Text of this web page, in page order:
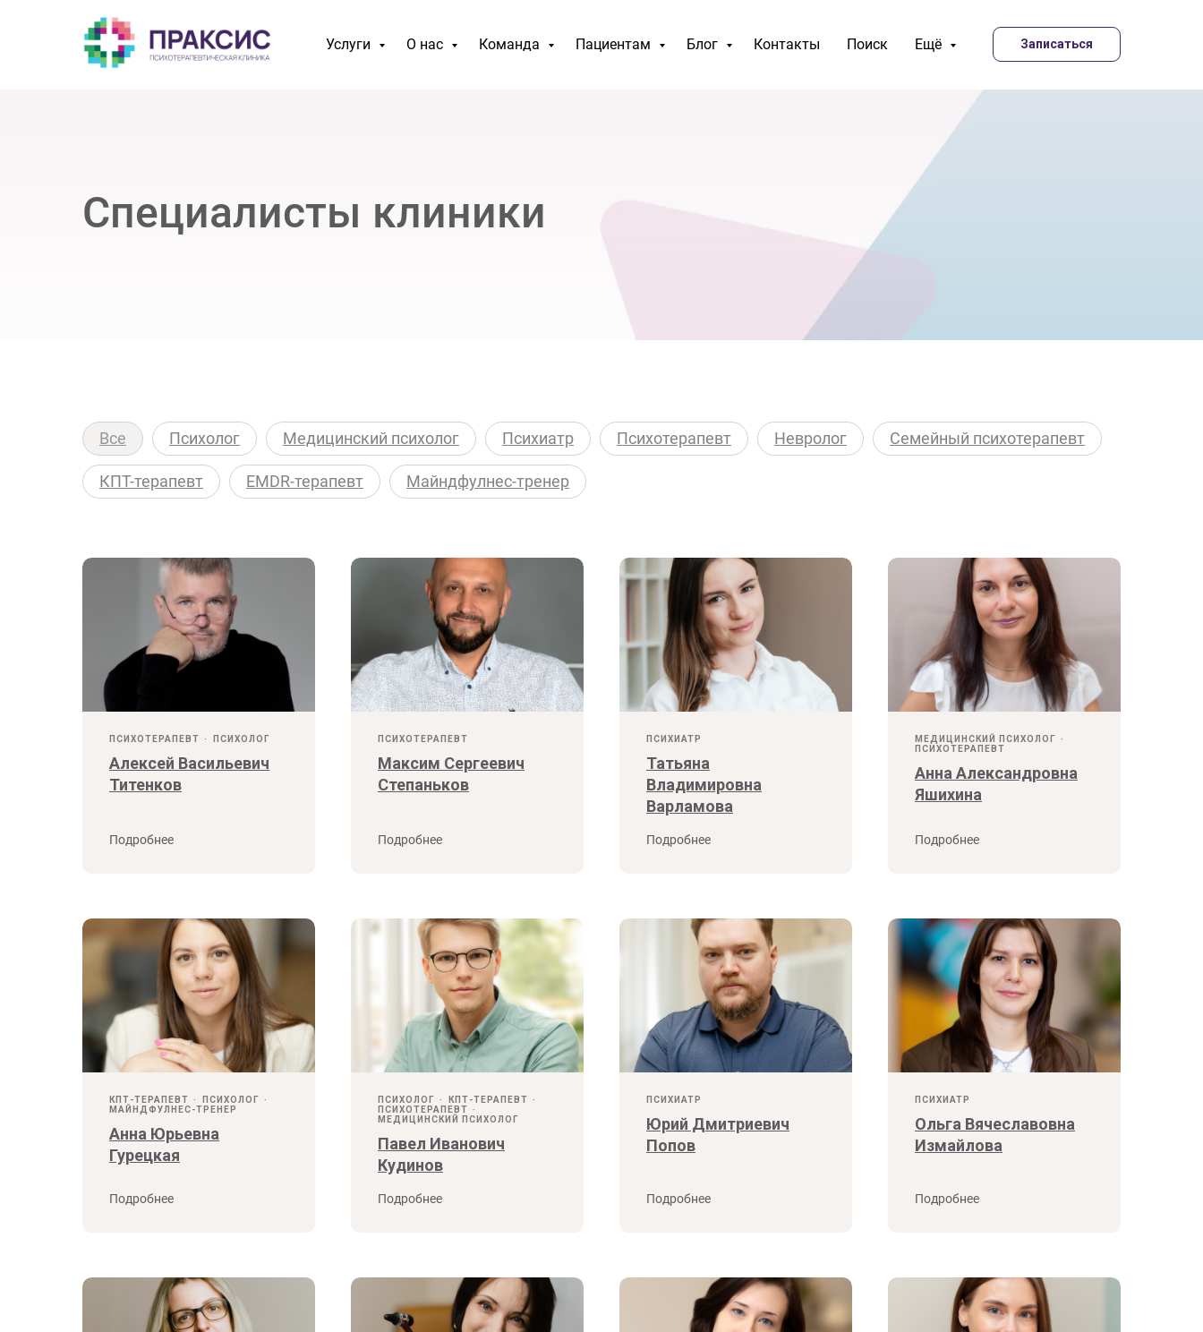
Услуги О нас Команда Пациентам Блог Контакты Поиск Ещё Записаться
Специалисты клиники
Все Психолог Медицинский психолог Психиатр Психотерапевт Невролог Семейный психотерапевт
КПТ-терапевт EMDR-терапевт Майндфулнес-тренер
ПСИХОТЕРАПЕВТ ПСИХОЛОГ
Алексей Васильевич
Титенков
Подробнее
ПСИХОТЕРАПЕВТ
Максим Сергеевич
Степаньков
Подробнее
ПСИХИАТР
Татьяна
Владимировна
Варламова
Подробнее
МЕДИЦИНСКИЙ ПСИХОЛОГ
ПСИХОТЕРАПЕВТ
Анна Александровна
Яшихина
Подробнее
КПТ-ТЕРАПЕВТ
ПСИХОЛОГ
МАЙНДФУЛНЕС-ТРЕНЕР
Анна Юрьевна
Гурецкая
Подробнее
ПСИХОЛОГ
КПТ-ТЕРАПЕВТ
ПСИХОТЕРАПЕВТ
МЕДИЦИНСКИЙ ПСИХОЛОГ
Павел Иванович
Кудинов
Подробнее
ПСИХИАТР
Юрий Дмитриевич
Попов
Подробнее
ПСИХИАТР
Ольга Вячеславовна
Измайлова
Подробнее